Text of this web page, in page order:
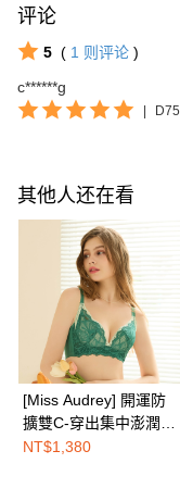
评论
5 ( 1 则评论 )
c******g
D75
其他人还在看
[Miss Audrey] 開運防
擴雙C-穿出集中澎潤乳
溝蠶絲無鋼圈內衣-好
NT$1,380